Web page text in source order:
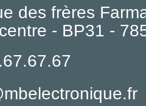
des frères
- BP31 -